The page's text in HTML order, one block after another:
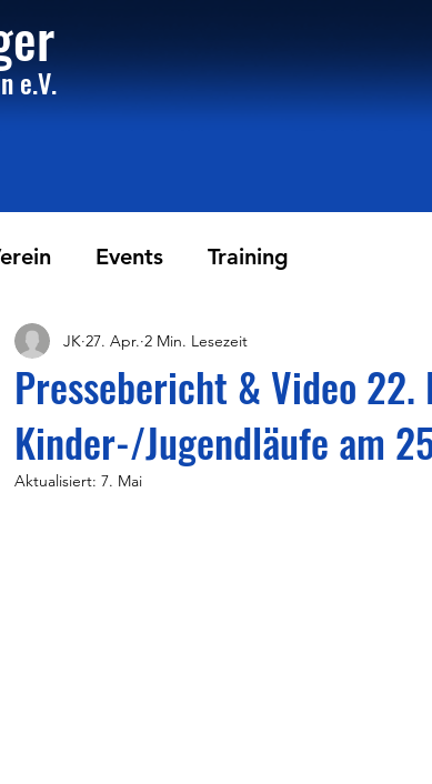
ne.V.
Events Training
Pressebericht & Video 22.
Kinder-/Jugendläufe am
JK 27. Apr. 2 Min. Lesezeit
Aktualisiert: 7. Mai